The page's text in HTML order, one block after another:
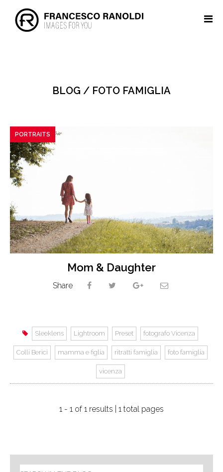
BLOG / FOTO FAMIGLIA
PORTRAITS
Mom & Daughter
Share
Sleeklens Lightroom Preset fotografo Vicenza
Colli Berici mamma e figlia ritratti famiglia foto famiglia
vicenza
1 - 1 of 1 results | 1 total pages